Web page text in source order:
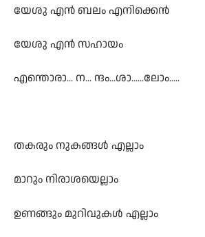
യേശു എന്‍ ബലം എനിക്കെന്‍
യേശു എന്‍ സഹായം
എന്തൊരാ... ന... ന്ദം...ശാ......ലോം.....
തകരും നുകങ്ങള്‍ എല്ലാം
മാറും നിരാശയെല്ലാം
ഉണങ്ങും മുറിവുകള്‍ എല്ലാം